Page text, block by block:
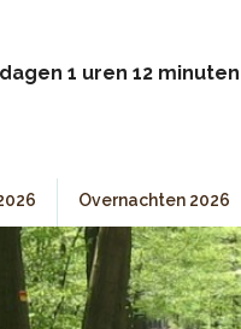
1 uren 12
Overnachten 2026